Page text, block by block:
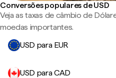
Conversões populares de USD
Veja as taxas de câmbio de
moedas importantes.
USD para EUR
USD para CAD